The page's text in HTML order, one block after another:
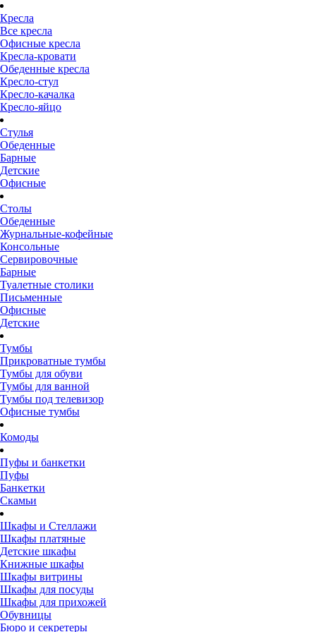
Кресла
Все кресла
Офисные кресла
Кресла-кровати
Обеденные кресла
Кресло-стул
Кресло-качалка
Кресло-яйцо
Стулья
Обеденные
Барные
Детские
Офисные
Столы
Обеденные
Журнальные-кофейные
Консольные
Сервировочные
Барные
Туалетные столики
Письменные
Офисные
Детские
Тумбы
Прикроватные тумбы
Тумбы для обуви
Тумбы для ванной
Тумбы под телевизор
Офисные тумбы
Комоды
Пуфы и банкетки
Пуфы
Банкетки
Скамьи
Шкафы и Стеллажи
Шкафы платяные
Детские шкафы
Книжные шкафы
Шкафы витрины
Шкафы для посуды
Шкафы для прихожей
Обувницы
Бюро и секретеры